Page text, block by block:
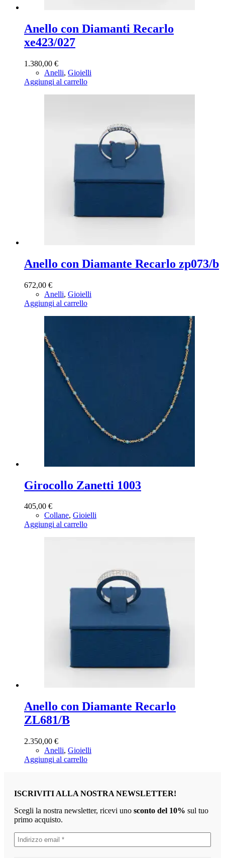
Anello con Diamanti Recarlo
xe423/027
1.380,00 €
Anelli, Gioielli
Aggiungi al carrello
Anello con Diamante Recarlo zp073/b
672,00 €
Anelli, Gioielli
Aggiungi al carrello
Girocollo Zanetti 1003
405,00 €
Collane, Gioielli
Aggiungi al carrello
Anello con Diamante Recarlo
ZL681/B
2.350,00 €
Anelli, Gioielli
Aggiungi al carrello
ISCRIVITI ALLA NOSTRA NEWSLETTER!
Scegli la nostra newsletter, ricevi uno sconto del 10% sul tuo
primo acquisto.